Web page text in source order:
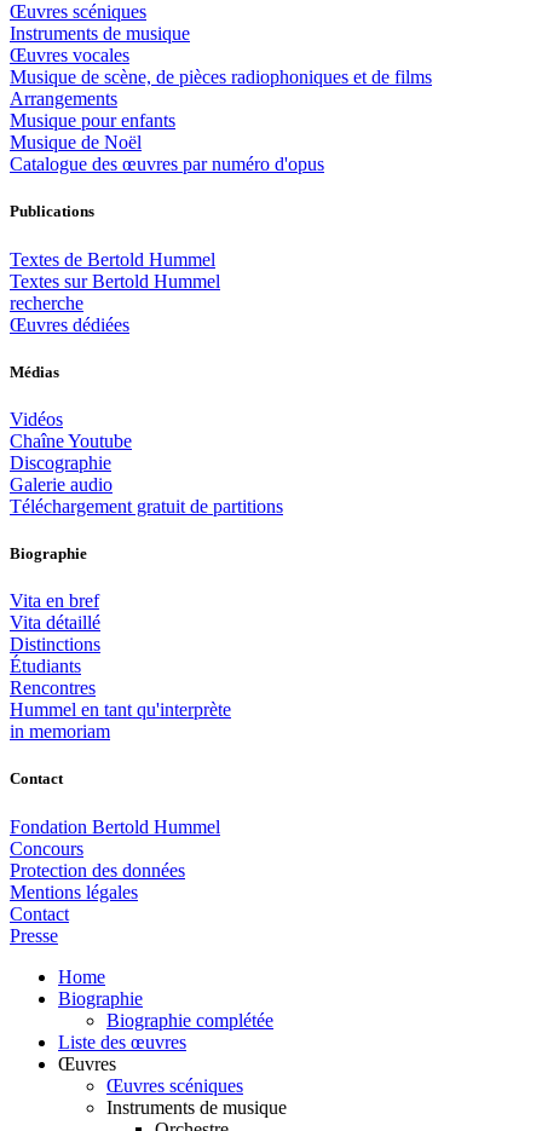
Œuvres scéniques
Instruments de musique
Œuvres vocales
Musique de scène, de pièces radiophoniques et de films
Arrangements
Musique pour enfants
Musique de Noël
Catalogue des œuvres par numéro d'opus
Publications
Textes de Bertold Hummel
Textes sur Bertold Hummel
recherche
Œuvres dédiées
Médias
Vidéos
Chaîne Youtube
Discographie
Galerie audio
Téléchargement gratuit de partitions
Biographie
Vita en bref
Vita détaillé
Distinctions
Étudiants
Rencontres
Hummel en tant qu'interprète
in memoriam
Contact
Fondation Bertold Hummel
Concours
Protection des données
Mentions légales
Contact
Presse
Home
Biographie
Biographie complétée
Liste des œuvres
Œuvres
Œuvres scéniques
Instruments de musique